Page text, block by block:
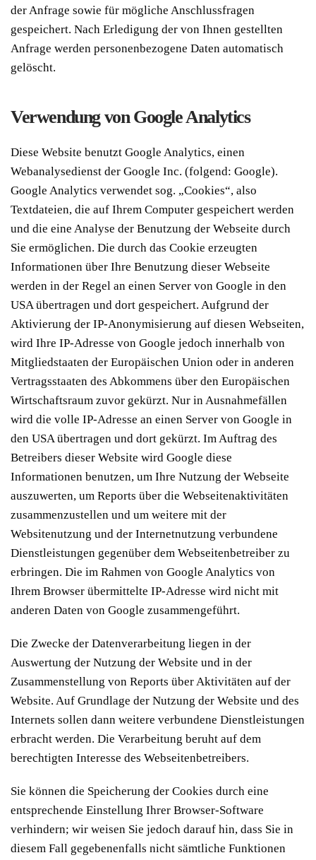
der Anfrage sowie für mögliche Anschlussfragen
gespeichert. Nach Erledigung der von Ihnen gestellten
Anfrage werden personenbezogene Daten automatisch
gelöscht.
Verwendung von Google Analytics
Diese Website benutzt Google Analytics, einen
Webanalysedienst der Google Inc. (folgend: Google).
Google Analytics verwendet sog. „Cookies“, also
Textdateien, die auf Ihrem Computer gespeichert werden
und die eine Analyse der Benutzung der Webseite durch
Sie ermöglichen. Die durch das Cookie erzeugten
Informationen über Ihre Benutzung dieser Webseite
werden in der Regel an einen Server von Google in den
USA übertragen und dort gespeichert. Aufgrund der
Aktivierung der IP-Anonymisierung auf diesen Webseiten,
wird Ihre IP-Adresse von Google jedoch innerhalb von
Mitgliedstaaten der Europäischen Union oder in anderen
Vertragsstaaten des Abkommens über den Europäischen
Wirtschaftsraum zuvor gekürzt. Nur in Ausnahmefällen
wird die volle IP-Adresse an einen Server von Google in
den USA übertragen und dort gekürzt. Im Auftrag des
Betreibers dieser Website wird Google diese
Informationen benutzen, um Ihre Nutzung der Webseite
auszuwerten, um Reports über die Webseitenaktivitäten
zusammenzustellen und um weitere mit der
Websitenutzung und der Internetnutzung verbundene
Dienstleistungen gegenüber dem Webseitenbetreiber zu
erbringen. Die im Rahmen von Google Analytics von
Ihrem Browser übermittelte IP-Adresse wird nicht mit
anderen Daten von Google zusammengeführt.
Die Zwecke der Datenverarbeitung liegen in der
Auswertung der Nutzung der Website und in der
Zusammenstellung von Reports über Aktivitäten auf der
Website. Auf Grundlage der Nutzung der Website und des
Internets sollen dann weitere verbundene Dienstleistungen
erbracht werden. Die Verarbeitung beruht auf dem
berechtigten Interesse des Webseitenbetreibers.
Sie können die Speicherung der Cookies durch eine
entsprechende Einstellung Ihrer Browser-Software
verhindern; wir weisen Sie jedoch darauf hin, dass Sie in
diesem Fall gegebenenfalls nicht sämtliche Funktionen